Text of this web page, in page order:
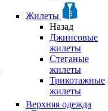
Жилеты
Назад
Джинсовые
жилеты
Стеганые
жилеты
Трикотажные
жилеты
Верхняя одежда